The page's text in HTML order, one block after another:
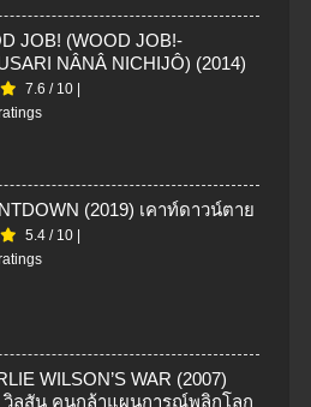
JOB! (WOOD JOB!-
NÂNÂ NICHIJÔ) (2014)
7.6 / 10
(2019) เคาท์ดาวน์ตาย
5.4 / 10
WILSON’S WAR (2007)
วิลสัน คนกล้าแผนการณ์พลิกโลก